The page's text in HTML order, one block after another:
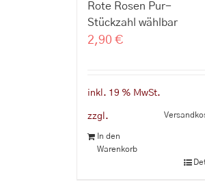
Rote Rosen Pur-
Stückzahl wählbar
2,90 €
inkl. 19 % MwSt.
zzgl.
In den
Warenkorb